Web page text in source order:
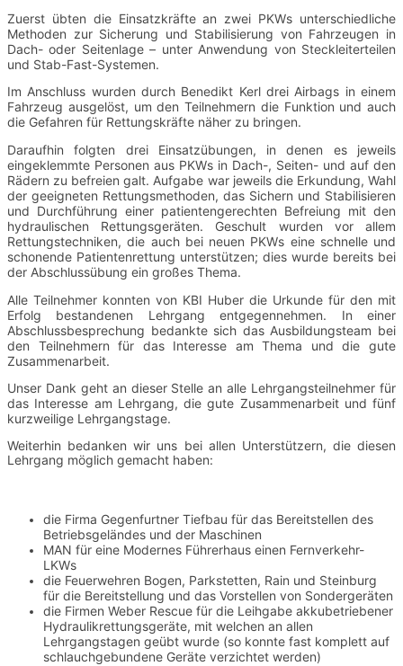
Zuerst übten die Einsatzkräfte an zwei PKWs unterschiedliche
Methoden zur Sicherung und Stabilisierung von Fahrzeugen in
Dach- oder Seitenlage – unter Anwendung von Steckleiterteilen
und Stab-Fast-Systemen.
Im Anschluss wurden durch Benedikt Kerl drei Airbags in einem
Fahrzeug ausgelöst, um den Teilnehmern die Funktion und auch
die Gefahren für Rettungskräfte näher zu bringen.
Daraufhin folgten drei Einsatzübungen, in denen es jeweils
eingeklemmte Personen aus PKWs in Dach-, Seiten- und auf den
Rädern zu befreien galt. Aufgabe war jeweils die Erkundung, Wahl
der geeigneten Rettungsmethoden, das Sichern und Stabilisieren
und Durchführung einer patientengerechten Befreiung mit den
hydraulischen Rettungsgeräten. Geschult wurden vor allem
Rettungstechniken, die auch bei neuen PKWs eine schnelle und
schonende Patientenrettung unterstützen; dies wurde bereits bei
der Abschlussübung ein großes Thema.
Alle Teilnehmer konnten von KBI Huber die Urkunde für den mit
Erfolg bestandenen Lehrgang entgegennehmen. In einer
Abschlussbesprechung bedankte sich das Ausbildungsteam bei
den Teilnehmern für das Interesse am Thema und die gute
Zusammenarbeit.
Unser Dank geht an dieser Stelle an alle Lehrgangsteilnehmer für
das Interesse am Lehrgang, die gute Zusammenarbeit und fünf
kurzweilige Lehrgangstage.
Weiterhin bedanken wir uns bei allen Unterstützern, die diesen
Lehrgang möglich gemacht haben:
die Firma Gegenfurtner Tiefbau für das Bereitstellen des
Betriebsgeländes und der Maschinen
MAN für eine Modernes Führerhaus einen Fernverkehr-
LKWs
die Feuerwehren Bogen, Parkstetten, Rain und Steinburg
für die Bereitstellung und das Vorstellen von Sondergeräten
die Firmen Weber Rescue für die Leihgabe akkubetriebener
Hydraulikrettungsgeräte, mit welchen an allen
Lehrgangstagen geübt wurde (so konnte fast komplett auf
schlauchgebundene Geräte verzichtet werden)